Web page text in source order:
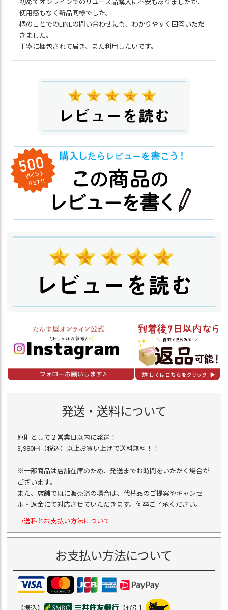
使用感もなく新品同様でした。
柄のことでのLINEの問い合わせにも、わかりやすく回答いただ
きました。
丁寧に梱包されて届き、また利用したいです。
発送・送料について
原則として２営業日以内に発送！
3,980円（税込）以上お買い上げで送料無料！！
※一部商品は店舗在庫のため、発送までお時間をいただく場合が
ございます。
また、店舗で既に販売済の場合は、代替品のご提案やキャンセ
ル・返金にて対応させていただきます。何卒ご了承ください。
→送料とお支払い方法について
お支払い方法について
【振込】 【代引】